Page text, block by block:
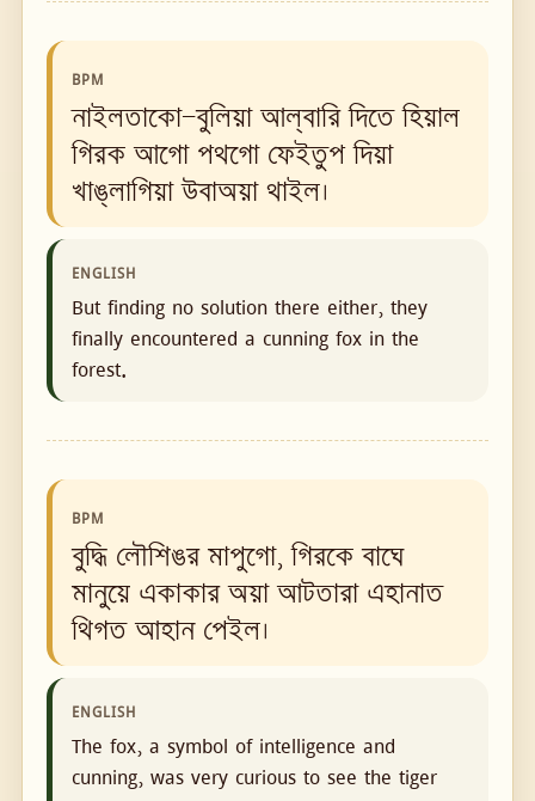
BPM
নাইলতাকো—বুলিয়া আল্‌বারি দিতে হিয়াল
গিরক আগো পথগো ফেইতুপ দিয়া
খাঙ্‌লাগিয়া উবাঅয়া থাইল।
ENGLISH
But finding no solution there either, they
finally encountered a cunning fox in the
forest.
BPM
বুদ্ধি লৌশিঙর মাপুগো, গিরকে বাঘে
মানুয়ে একাকার অয়া আটতারা এহানাত
থিগত আহান পেইল।
ENGLISH
The fox, a symbol of intelligence and
cunning, was very curious to see the tiger